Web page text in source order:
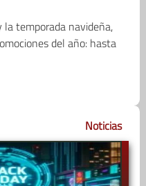
la temporada navideña,
del año: hasta
Noticias